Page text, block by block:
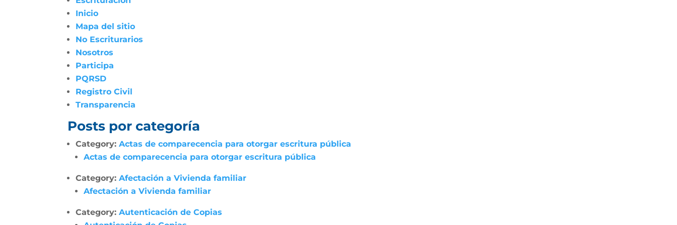
Inicio
Mapa del sitio
No Escriturarios
Nosotros
Participa
PQRSD
Registro Civil
Transparencia
Posts por categoría
Category:Actas de comparecencia para otorgar escritura pública
Actas de comparecencia para otorgar escritura pública
Category:Afectación a Vivienda familiar
Afectación a Vivienda familiar
Category:Autenticación de Copias